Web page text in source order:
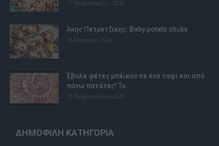
17 Φεβρουαρίου, 2020
Άκης Πετρετζίκης: Baby potato sticks
26 Μαρτίου, 2026
Έβαλε φέτες μπέικον σε ένα ταψί και από
πάνω πατάτες! Το...
15 Φεβρουαρίου, 2020
ΔΗΜΟΦΙΛΗ ΚΑΤΗΓΟΡΙΑ